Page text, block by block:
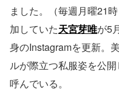
ました。（毎週月曜21
加していた天宮芽唯が5
身のInstagramを更新。
ルが際立つ私服姿を公
呼んでいる。